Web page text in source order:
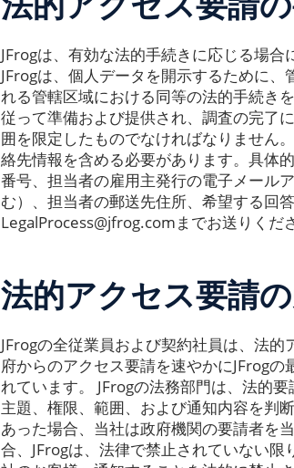
JFrogは、有効な法的手続きに応じる場合
JFrogは、個人データを開示するために
れる管轄区域における同等の法的手続き
従って準備および提供され、調査の完了
囲を限定したものでなければなりません
絡先情報を含める必要があります。具体
番号、担当者の雇用主発行の電子メール
む）、担当者の郵送先住所、希望する回
LegalProcess@jfrog.comまでお送りくだ
法的アクセス要請
JFrogの全従業員および契約社員は、法
府からのアクセス要請を速やかにJFrog
れています。 JFrogの法務部門は、法的
主題、権限、範囲、および通知内容を判
あった場合、当社は政府機関の要請者を
合、JFrogは、法律で禁止されていない